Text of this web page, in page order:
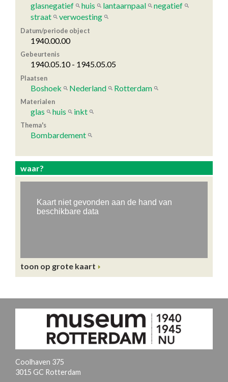
glasnegatief
huis lantaarnpaal
negatief
straat
verwoesting
Datum/periode object
1940.00.00
Gebeurtenis
1940.05.10 - 1945.05.05
Plaatsen
Boshoek Nederland Rotterdam
Materialen
glas huis inkt
Thema's
Bombardement
waar?
toon op grote kaart
Coolhaven 375
3015 GC Rotterdam